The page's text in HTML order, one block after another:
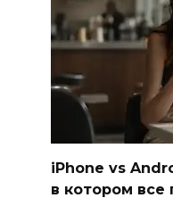
iPhone vs
в котором все